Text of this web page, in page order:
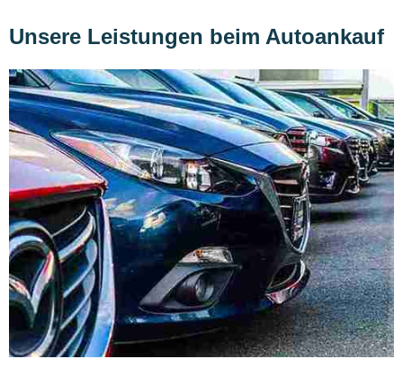
Unsere Leistungen beim Autoankauf